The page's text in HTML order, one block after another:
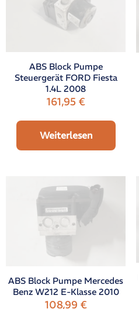
ABS Block Pumpe
Steuergerät FORD Fiesta
1.4L 2008
161,95 €
Weiterlesen
ABS Block Pumpe Mercedes
Benz W212 E-Klasse 2010
108,99 €